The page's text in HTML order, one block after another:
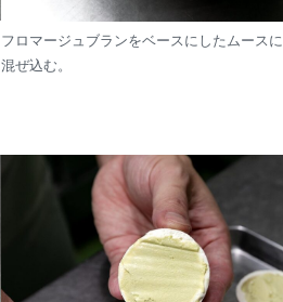
フロマージュブランをベースにしたムース
混ぜ込む。